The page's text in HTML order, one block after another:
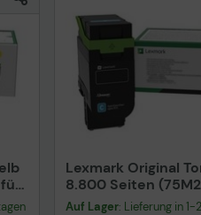
Lexmark Original
8.800 Seiten
CX532adwe
Auf Lager: Lieferung in